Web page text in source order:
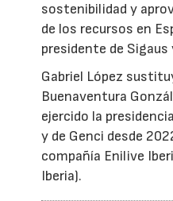
sostenibilidad y
de los recursos en
presidente de Sigaus
Gabriel López
Buenaventura
ejercido la
y de Genci desde
compañía Enilive
Iberia).